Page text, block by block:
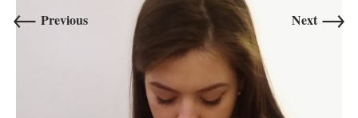
← Previous Next →